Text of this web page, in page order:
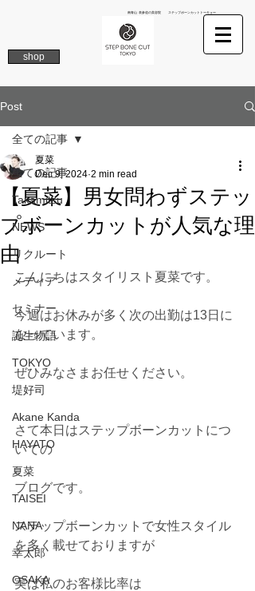
南青山 表参道の美容院 ステップボーンカットトーキョー
shop
Post
全ての記事
Takamitsu
NEWS
リクルート
メディア
セミナー
誕生物語
TOKYO
堤好司
Akane Kanda
HAYATO
夏菜
TAISEI
NANA
幸太郎
OSAKA
全ての記事
【夏菜】男女問わずステッ
プボーンカットが人気な理
由
夏菜
Dec 9, 2024 2 min read
こんにちはスタイリスト夏菜です。
今週はお休みが多く次の出勤は13日に
なっています。
ぜひみなさまお任せください。
さて本日はステップボーンカットにつ
いての
ブログです。
ステップボーンカットで女性スタイル
を多く載せておりますが
実は私のお客様比率は